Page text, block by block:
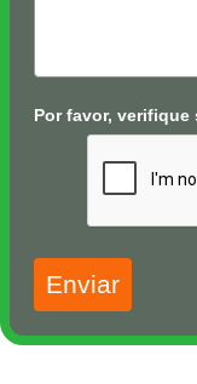
Por favor, verifique
Enviar